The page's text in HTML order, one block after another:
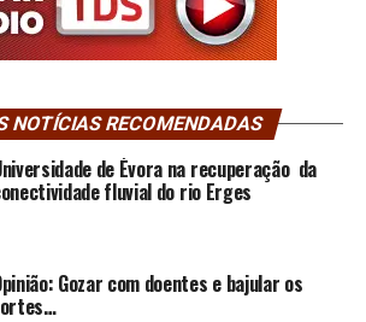
NOTÍCIAS RECOMENDADAS
de Évora na recuperação da
fluvial do rio Erges
Gozar com doentes e bajular os